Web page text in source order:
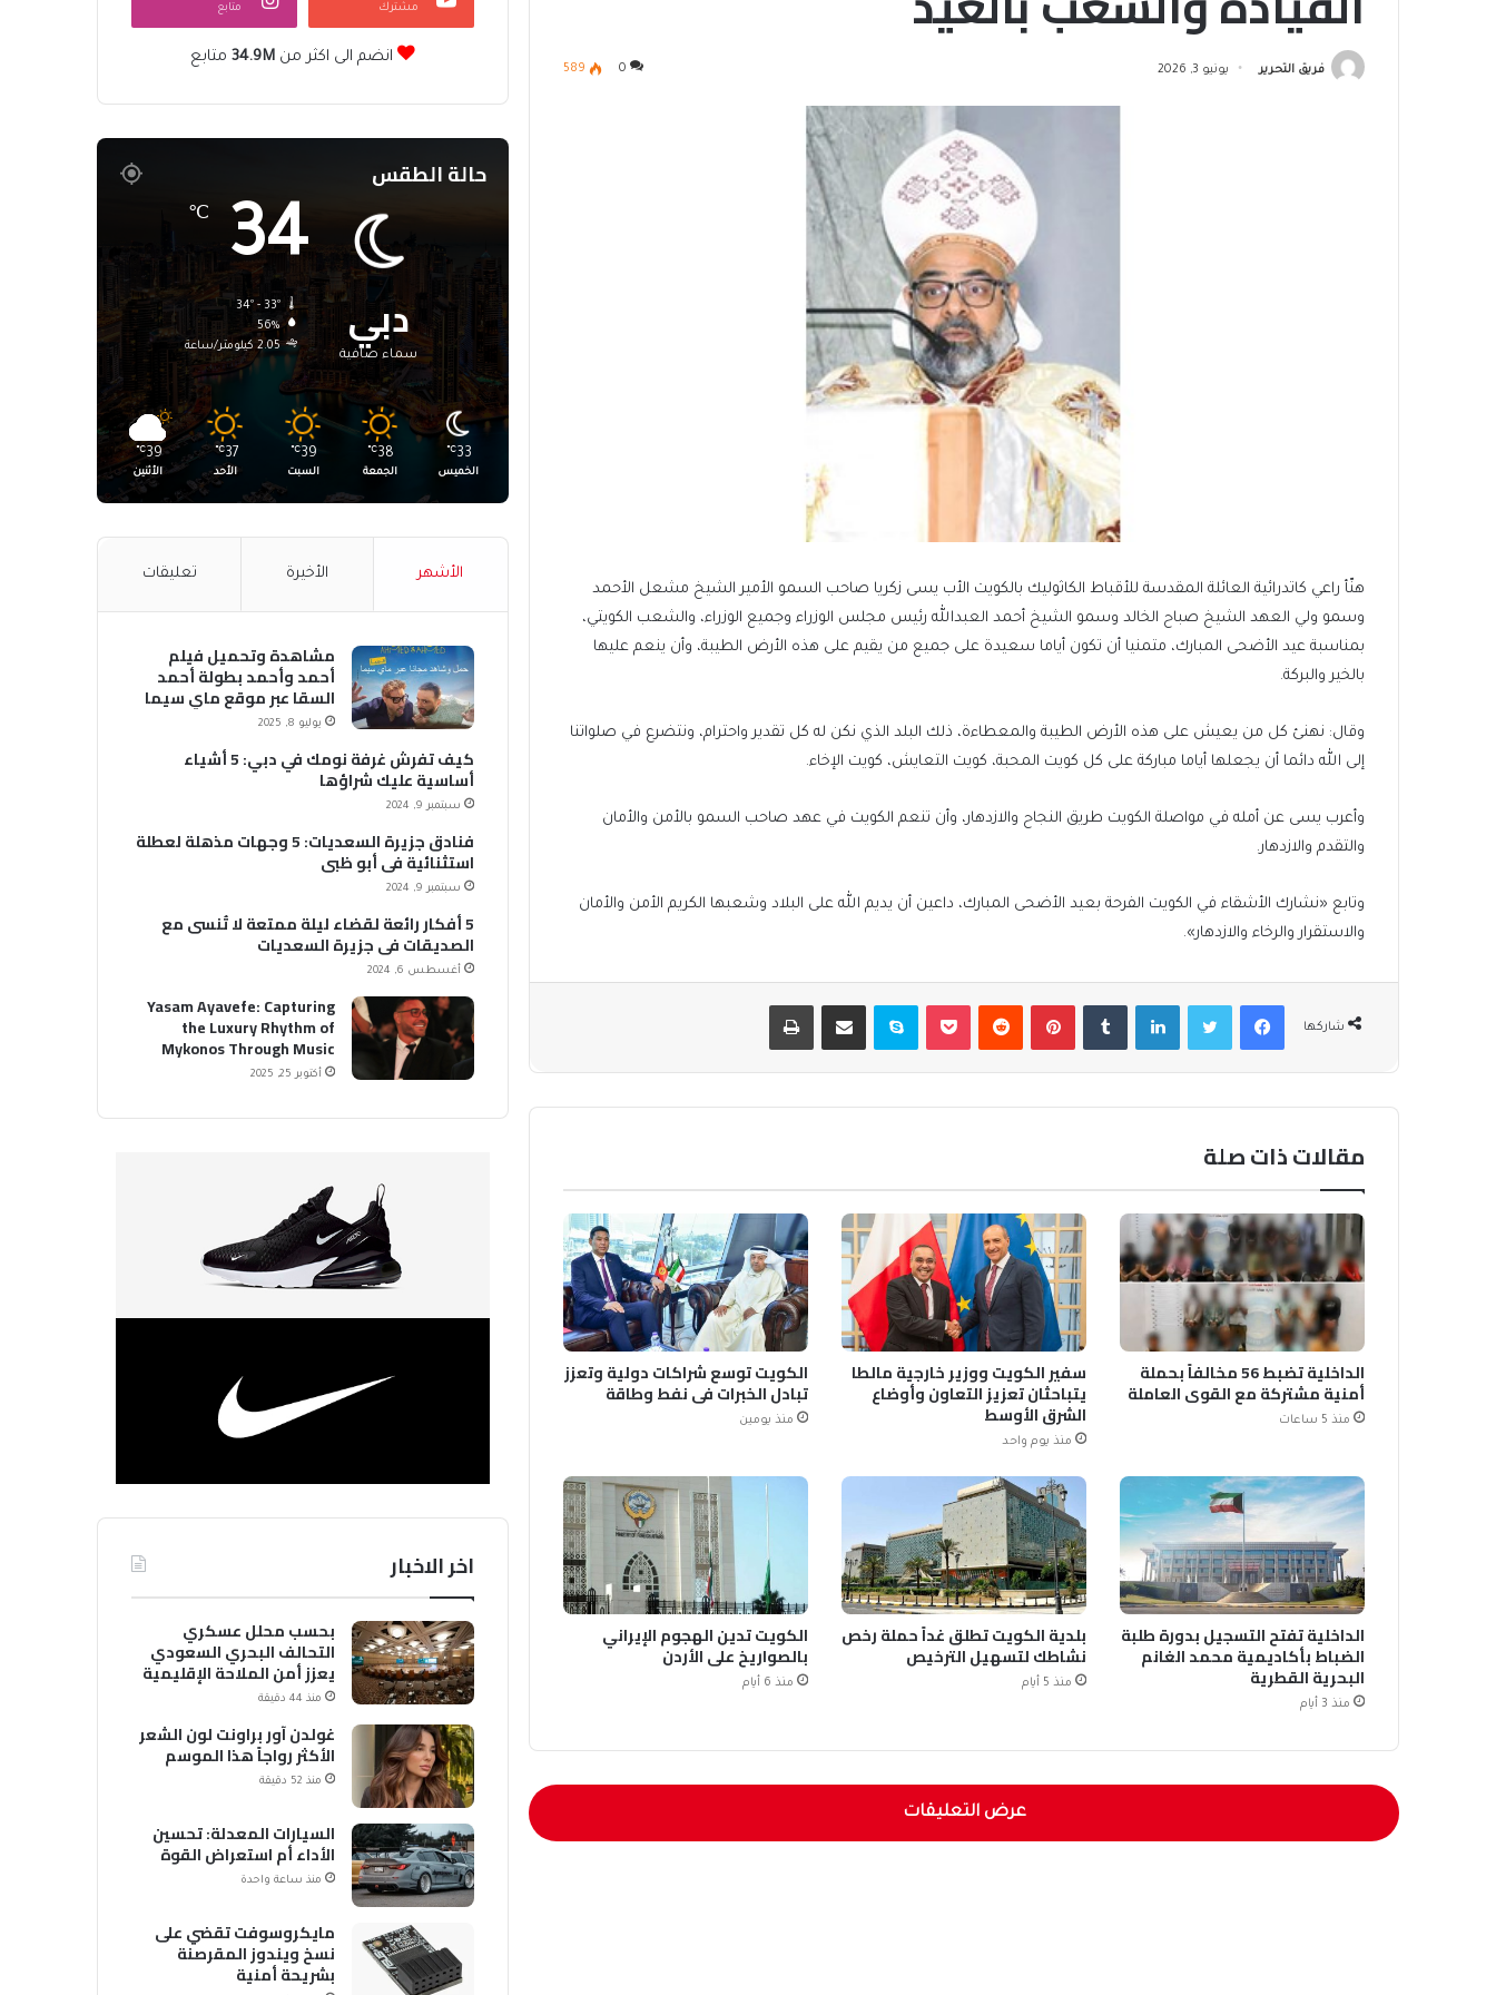
فريق التحرير يونيو 3, 2026 0
589
هنّأ راعي كاتدرائية العائلة المقدسة للأقباط الكاثوليك بالكويت الأب يسى زكريا صاحب السمو الأمير الشيخ مشعل الأحمد
وسمو ولي العهد الشيخ صباح الخالد وسمو الشيخ أحمد العبدالله رئيس مجلس الوزراء وجميع الوزراء، والشعب الكويتي،
بمناسبة عيد الأضحى المبارك، متمنيا أن تكون أياما سعيدة على جميع من يقيم على هذه الأرض الطيبة، وأن ينعم عليها
بالخير والبركة.
وقال: نهنئ كل من يعيش على هذه الأرض الطيبة والمعطاءة، ذلك البلد الذي نكن له كل تقدير واحترام، ونتضرع في صلواتنا
إلى الله دائما أن يجعلها أياما مباركة على كل كويت المحبة، كويت التعايش، كويت الإخاء.
وأعرب يسى عن أمله في مواصلة الكويت طريق النجاح والازدهار، وأن تنعم الكويت في عهد صاحب السمو بالأمن والأمان
والتقدم والازدهار.
وتابع «نشارك الأشقاء في الكويت الفرحة بعيد الأضحى المبارك، داعين أن يديم الله على البلاد وشعبها الكريم الأمن والأمان
والاستقرار والرخاء والازدهار».
شاركها
فيسبوكتويتر لينكدإن بينتيريست بوكيت سكايب مشاركة عبر البريد طباعة
مقالات ذات صلة
الداخلية تضبط 56 مخالفاً بحملة
أمنية مشتركة مع القوى العاملة
منذ 5 ساعات
سفير الكويت ووزير خارجية مالطا
يتباحثان تعزيز التعاون وأوضاع
الشرق الأوسط
منذ يوم واحد
الكويت توسع شراكات دولية وتعزز
تبادل الخبرات في نفط وطاقة
منذ يومين
الداخلية تفتح التسجيل بدورة طلبة
الضباط بأكاديمية محمد الغانم
البحرية القطرية
منذ 3 أيام
بلدية الكويت تطلق غداً حملة رخص
نشاطك لتسهيل الترخيص
منذ 5 أيام
الكويت تدين الهجوم الإيراني
بالصواريخ على الأردن
منذ 6 أيام
عرض التعليقات
مشترك متابع
انضم الى اكثر من34.9M متابع
حالة الطقس
دبي
سماء صافية
34
℃
34º - 33º
56%
2.05 كيلومتر/ساعة
33
℃
الخميس
38
℃
الجمعة
39
℃
السبت
37
℃
الأحد
39
℃
الأثنين
الأشهر الأخيرة تعليقات
مشاهدة وتحميل فيلم
أحمد وأحمد بطولة أحمد
السقا عبر موقع ماي سيما
MyCima (وي سيما WeCima)
يوليو 8, 2025
كيف تفرش غرفة نومك في دبي: 5 أشياء
أساسية عليك شراؤها
سبتمبر 9, 2024
فنادق جزيرة السعديات: 5 وجهات مذهلة لعطلة
استثنائية في أبو ظبي
سبتمبر 9, 2024
5 أفكار رائعة لقضاء ليلة ممتعة لا تُنسى مع
الصديقات في جزيرة السعديات
أغسطس 6, 2024
Yasam Ayavefe: Capturing
the Luxury Rhythm of
Mykonos Through Music
أكتوبر 25, 2025
اخر الاخبار
بحسب محلل عسكري
التحالف البحري السعودي
يعزز أمن الملاحة الإقليمية
والدولية
منذ 44 دقيقة
غولدن آور براونت لون الشعر
الأكثر رواجاً هذا الموسم
منذ 52 دقيقة
السيارات المعدلة: تحسين
الأداء أم استعراض القوة
منذ ساعة واحدة
مايكروسوفت تقضي على
نسخ ويندوز المقرصنة
بشريحة أمنية